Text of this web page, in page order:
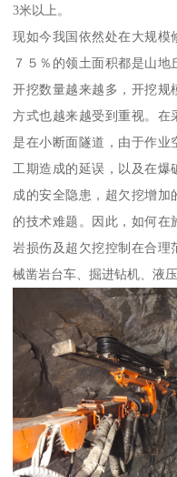
3米以上。
现如今我国依然处在大规模
７５％的领土面积都是山
开挖数量越来越多，开挖规
方式也越来越受到重视。在
是在小断面隧道，由于作业
工期造成的延误，以及在爆
成的安全隐患，超欠挖增加
的技术难题。因此，如何在
岩损伤及超欠挖控制在合理
械凿岩台车、掘进钻机、液